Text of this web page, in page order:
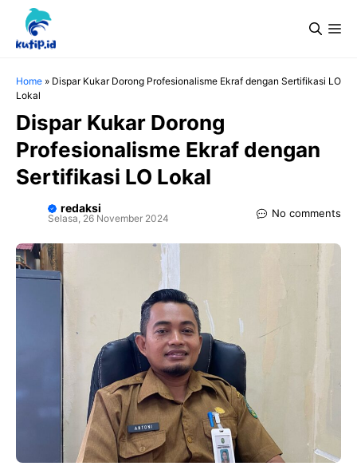
Langsung
Home » Dispar Kukar Dorong Profesionalisme Ekraf dengan Sertifikasi LO
Lokal
Dispar Kukar Dorong
Profesionalisme Ekraf dengan
Sertifikasi LO Lokal
redaksi
Selasa, 26 November 2024 No comments